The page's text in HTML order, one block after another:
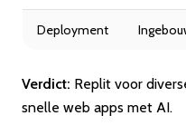
Deployment
Verdict: Replit voor
snelle web apps met AI.